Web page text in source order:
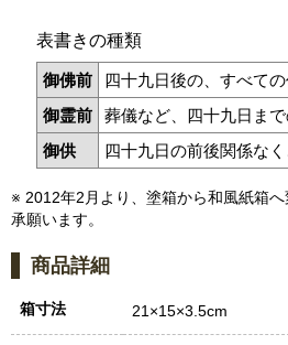
表書きの種類
御佛前
四十九日後の、すべて
御霊前
葬儀など、四十九日ま
御供
四十九日の前後関係な
※ 2012年2月より、塗箱から和風紙箱
承願います。
商品詳細
箱寸法 21×15×3.5cm